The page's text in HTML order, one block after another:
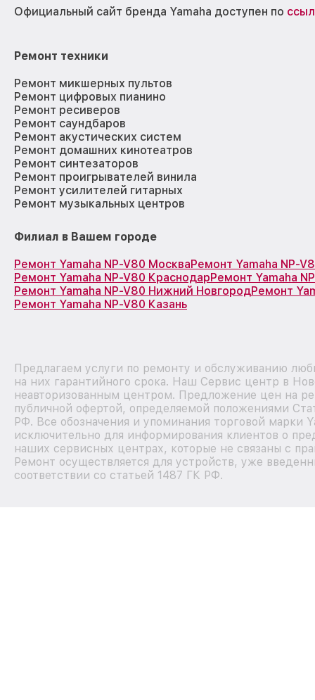
Официальный сайт бренда Yamaha доступен по
Ремонт техники
Ремонт микшерных пультов
Ремонт цифровых пианино
Ремонт ресиверов
Ремонт саундбаров
Ремонт акустических систем
Ремонт домашних кинотеатров
Ремонт синтезаторов
Ремонт проигрывателей винила
Ремонт усилителей гитарных
Ремонт музыкальных центров
Филиал в Вашем городе
Ремонт Yamaha NP-V80 МоскваРемонт Yamaha NP-
Ремонт Yamaha NP-V80 КраснодарРемонт Yamaha
Ремонт Yamaha NP-V80 Нижний НовгородРемонт
Ремонт Yamaha NP-V80 Казань
Предлагаем услуги по ремонту и обслуживанию
на них гарантийного срока. Наш Сервис центр в
неавторизованным центром. Предложение цен на
публичной офертой, определяемой положениями
РФ. Все обозначения и упоминания торговой марки
исключительно для информирования клиентов о
наших сервисных центрах, которые не связаны с
Ремонт осуществляется для устройств, уже
соответствии со статьей 1487 ГК РФ.